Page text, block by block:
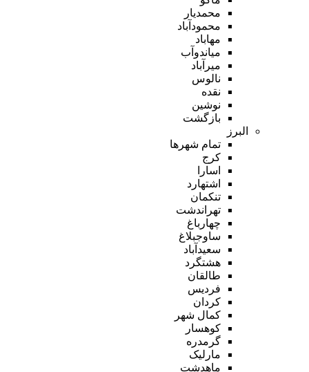
محمدیار
محمودآباد
مهاباد
میاندوآب
میرآباد
نالوس
نقده
نوشین
بازگشت
البرز
تمام شهر‌ها
کرج
اسارا
اشتهارد
تنکمان
تهراندشت
چهارباغ
ساوجبلاغ
سعیدآباد
هشتگرد
طالقان
فردیس
کردان
کمال شهر
کوهسار
گرمدره
مارلیک
ماهدشت